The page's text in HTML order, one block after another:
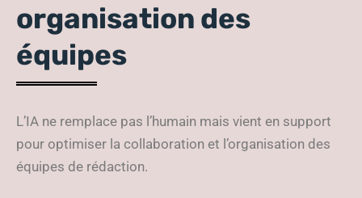
organisation des
équipes
L’IA ne remplace pas l’humain mais vient en support
pour optimiser la collaboration et l’organisation des
équipes de rédaction.